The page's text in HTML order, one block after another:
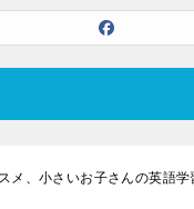
メ、小さいお子さんの英語学